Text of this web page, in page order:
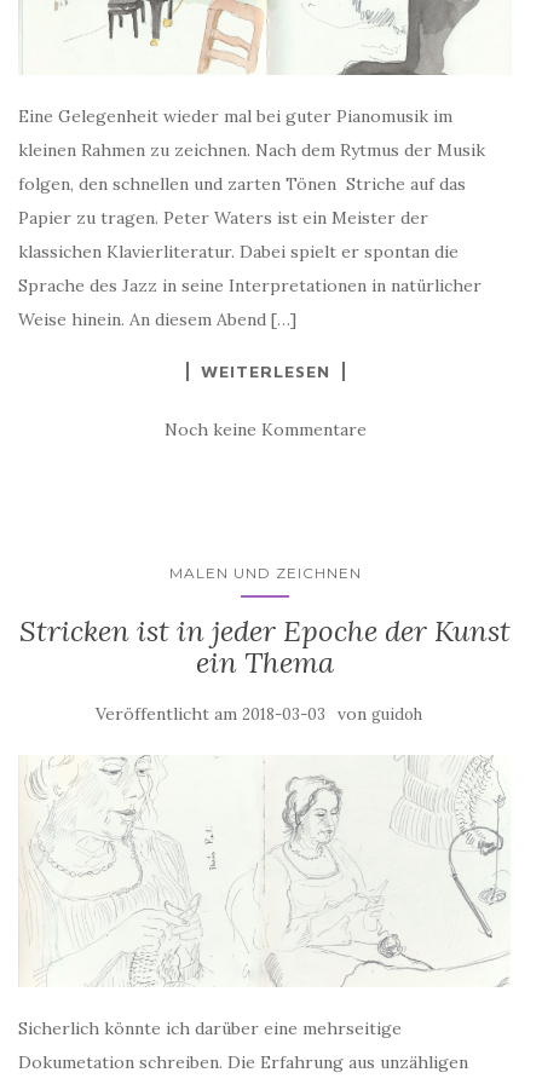
Eine Gelegenheit wieder mal bei guter Pianomusik im
kleinen Rahmen zu zeichnen. Nach dem Rytmus der Musik
folgen, den schnellen und zarten Tönen Striche auf das
Papier zu tragen. Peter Waters ist ein Meister der
klassichen Klavierliteratur. Dabei spielt er spontan die
Sprache des Jazz in seine Interpretationen in natürlicher
Weise hinein. An diesem Abend […]
WEITERLESEN
Noch keine Kommentare
MALEN UND ZEICHNEN
Stricken ist in jeder Epoche der Kunst
ein Thema
Veröffentlicht am 2018-03-03 von guidoh
Sicherlich könnte ich darüber eine mehrseitige
Dokumetation schreiben. Die Erfahrung aus unzähligen